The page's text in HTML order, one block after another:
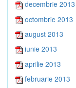
decembrie 2013
octombrie 2013
august 2013
iunie 2013
aprilie 2013
februarie 2013